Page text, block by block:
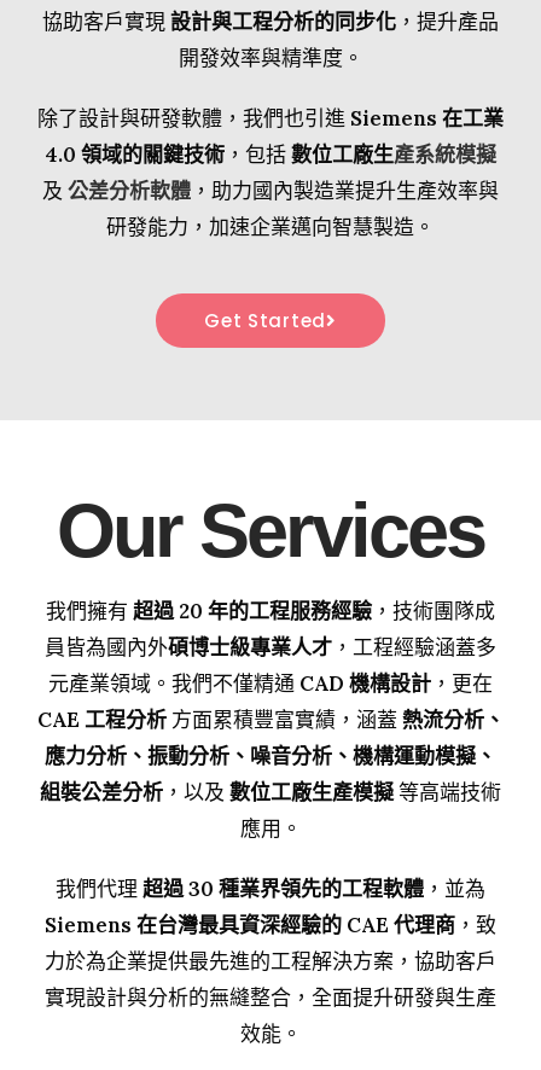
協助客戶實現設計與工程分析的同步化 ，提升產品
開發效率與精準度。
除了設計與研發軟體，我們也引進 Siemens 在工業
4.0 領域的關鍵技術 ，包括數位工廠生產系統模擬
及 公差分析軟體 ，助力國內製造業提升生產效率與
研發能力，加速企業邁向智慧製造。
Get Started
Our Services
我們擁有 超過 20 年的工程服務經驗 ，技術團隊成
員皆為國內外碩博士級專業人才 ，工程經驗涵蓋多
元產業領域。我們不僅精通 CAD 機構設計 ，更在
CAE 工程分析方面累積豐富實績，涵蓋 熱流分析、
應力分析、振動分析、噪音分析、機構運動模擬、
組裝公差分析 ，以及 數位工廠生產模擬等高端技術
應用。
我們代理 超過 30 種業界領先的工程軟體 ，並為
Siemens 在台灣最具資深經驗的 CAE 代理商 ，致
力於為企業提供最先進的工程解決方案，協助客戶
實現設計與分析的無縫整合，全面提升研發與生產
效能。